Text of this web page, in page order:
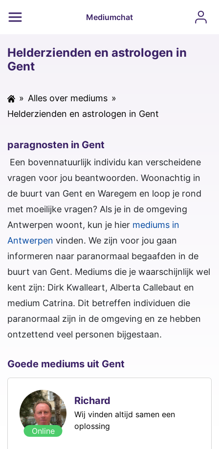
Mediumchat
Helderzienden en astrologen in
Gent
» Alles over mediums »
Helderzienden en astrologen in Gent
paragnosten in Gent
Een bovennatuurlijk individu kan verscheidene
vragen voor jou beantwoorden. Woonachtig in
de buurt van Gent en Waregem en loop je rond
met moeilijke vragen? Als je in de omgeving
Antwerpen woont, kun je hier mediums in
Antwerpen vinden. We zijn voor jou gaan
informeren naar paranormaal begaafden in de
buurt van Gent. Mediums die je waarschijnlijk wel
kent zijn: Dirk Kwalleart, Alberta Callebaut en
medium Catrina. Dit betreffen individuen die
paranormaal zijn in de omgeving en ze hebben
ontzettend veel personen bijgestaan.
Goede mediums uit Gent
Online
Richard
Wij vinden altijd samen een
oplossing